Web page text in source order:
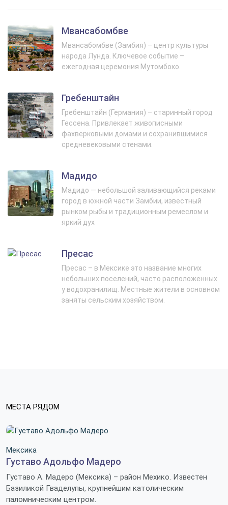
Мвансабомбве
Мвансабомбве (Замбия) – центр культуры
народа Лунда. Ключевое событие –
ежегодная церемония Мутомбоко.
Гребенштайн
Гребенштайн (Германия) – старинный город
Гессена. Привлекает живописными
фахверковыми домами и сохранившимися
средневековыми стенами.
Мадидо
Мадидо — небольшой заливающийся реками
город в южной части Замбии, известный
рынком рыбы и традиционным ремеслом и
яркий дух
Пресас
Пресас – в Мексике это название многих
небольших поселений, часто расположенных
у водохранилищ. Местные жители в основном
заняты сельским хозяйством.
МЕСТА РЯДОМ
Мексика
Густаво Адольфо Мадеро
Густаво А. Мадеро (Мексика) – район Мехико. Известен
Базиликой Гваделупы, крупнейшим католическим
паломническим центром.